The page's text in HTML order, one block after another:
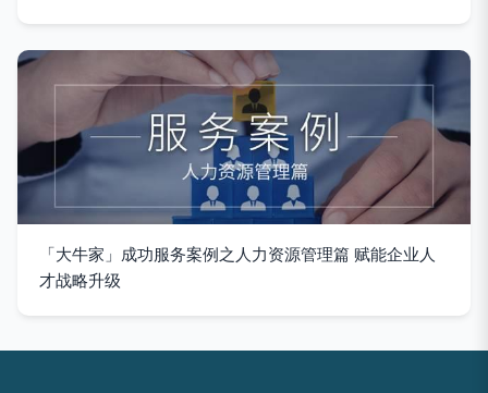
「大牛家」成功服务案例之人力资源管理篇 赋能企业人
才战略升级